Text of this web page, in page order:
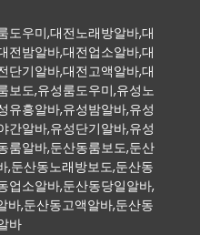
도우미,대전노래방알바,대
전밤알바,대전업소알바,대
단기알바,대전고액알바,대
보도,유성룸도우미,유성노
유흥알바,유성밤알바,유성
간알바,유성단기알바,유성
룸알바,둔산동룸보도,둔산
,둔산동노래방보도,둔산동
업소알바,둔산동당일알바,
바,둔산동고액알바,둔산동
바